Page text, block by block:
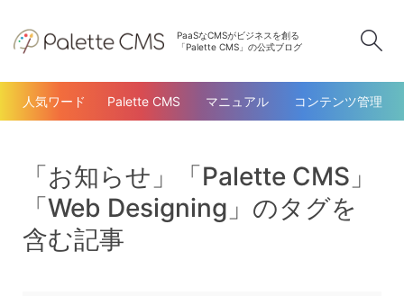
PaaSなCMSがビジネスを創る
「Palette CMS」の公式ブログ
人気ワード Palette CMS マニュアル コンテンツ管理
「お知らせ」「Palette CMS」
「Web Designing」のタグを
含む記事